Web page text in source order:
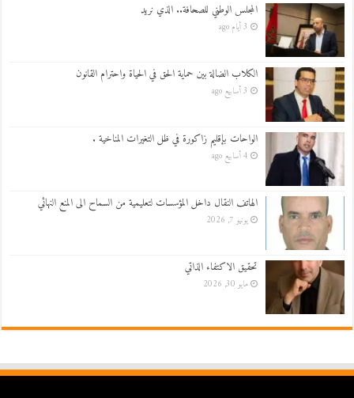
المجلس الوطني للصحافة.. الذي نريد
3 أيام ago
الكلاب الضالة بين حماية الحق في الحياة واحترام القانون
3 أسابيع ago
الواحات بإقليم زاكورة في ظل التغيرات المناخية .
4 أسابيع ago
الهاتف النقال داخل المؤسسات لتعليمية من السماح الى المنع النهائي
يونيو 7, 2026
تحقيق الاكتفاء الذاتي
مايو 30, 2026